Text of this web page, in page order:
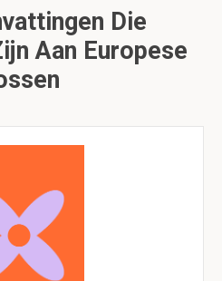
Die
Aan Europese